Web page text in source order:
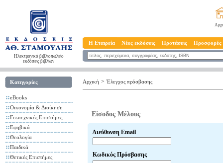
Ηλεκτρονικό βιβλιοπωλείο
εκδόσεις βιβλίων
Η Εταιρεία Νέες εκδόσεις Προτάσεις Προσφορές
Κατηγορίες
eBooks
Οικονομία & Διοίκηση
Γεωτεχνικές Επιστήμες
Εφηβικά
Θεολογία
Παιδικά
Θετικές Επιστήμες
Αρχική > Έλεγχος πρόσβασης
Είσοδος Μέλους
Διεύθυνση Email
Κωδικός Πρόσβασης